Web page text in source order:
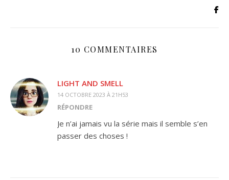
10 COMMENTAIRES
LIGHT AND SMELL
14 OCTOBRE 2023 À 21H53
RÉPONDRE
Je n’ai jamais vu la série mais il semble s’en
passer des choses !